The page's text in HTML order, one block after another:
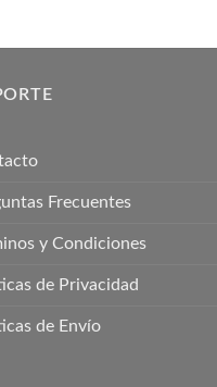
Frecuentes
y Condiciones
de Privacidad
de Envío